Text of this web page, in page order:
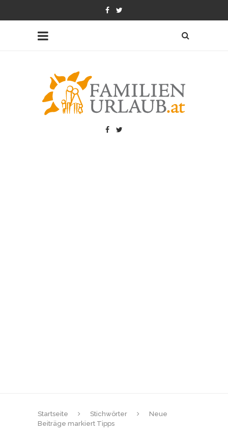
Startseite Stichwörter
Neue
Beiträge markiert Tipps